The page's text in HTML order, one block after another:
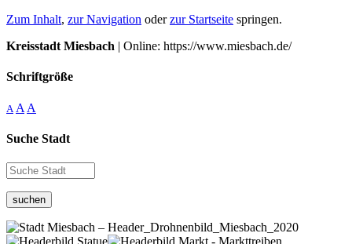
Zum Inhalt, zur Navigation oderzur Startseite springen.
Kreisstadt Miesbach | Online: https://www.miesbach.de/
Schriftgröße
A A A
Suche Stadt
suchen